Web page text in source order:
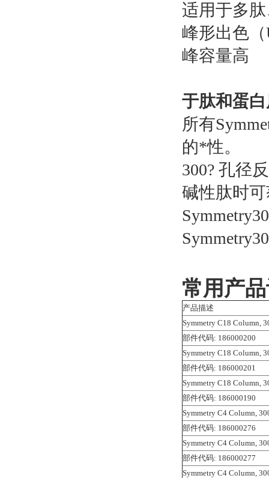
适用于多
峰形出色
峰容量高
于肽和蛋
所有
的*性。
300? 孔径
碱性肽时
常用产
产品描述
Symmetry C18 Column,
部件代码: 186000200
Symmetry C18 Column,
部件代码: 186000201
Symmetry C18 Column,
部件代码: 186000190
Symmetry C4 Column,
部件代码: 186000276
Symmetry C4 Column,
部件代码: 186000277
Symmetry C4 Column,